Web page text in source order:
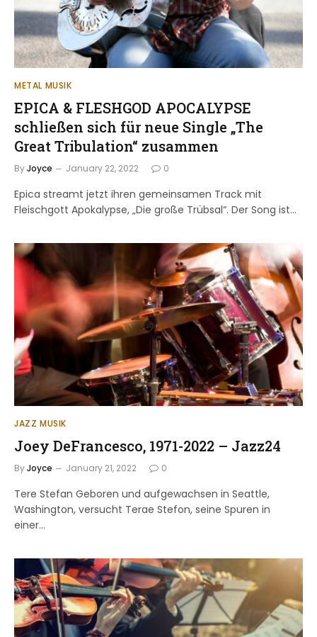
METAL MUSIK
EPICA & FLESHGOD APOCALYPSE
schließen sich für neue Single „The
Great Tribulation“ zusammen
ByJoyce January 22, 2022 0
Epica streamt jetzt ihren gemeinsamen Track mit
Fleischgott Apokalypse, „Die große Trübsal“. Der Song ist…
JAZZ MUSIK
Joey DeFrancesco, 1971-2022 – Jazz24
ByJoyce January 21, 2022 0
Tere Stefan Geboren und aufgewachsen in Seattle,
Washington, versucht Terae Stefon, seine Spuren in
einer…